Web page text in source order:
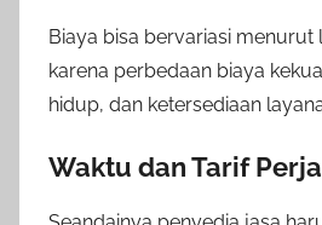
Biaya bisa bervariasi menurut
karena perbedaan biaya
hidup, dan ketersediaan
Waktu dan Tarif